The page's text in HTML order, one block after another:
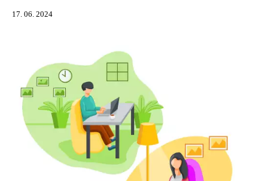
17. 06. 2024